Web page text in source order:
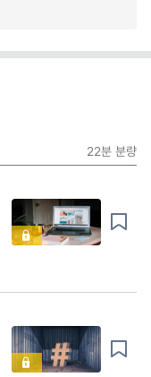
22분 분량